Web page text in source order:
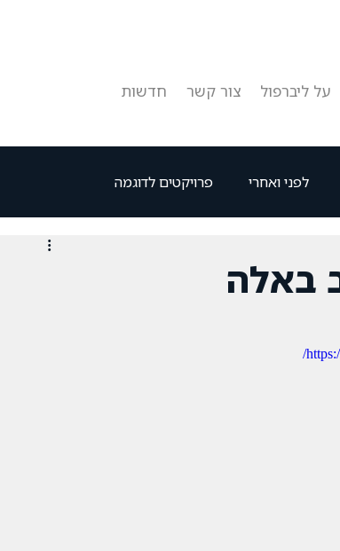
על ליברפול צור קשר חדשות
לפני ואחרי פרויקטים לדוגמה
באלה